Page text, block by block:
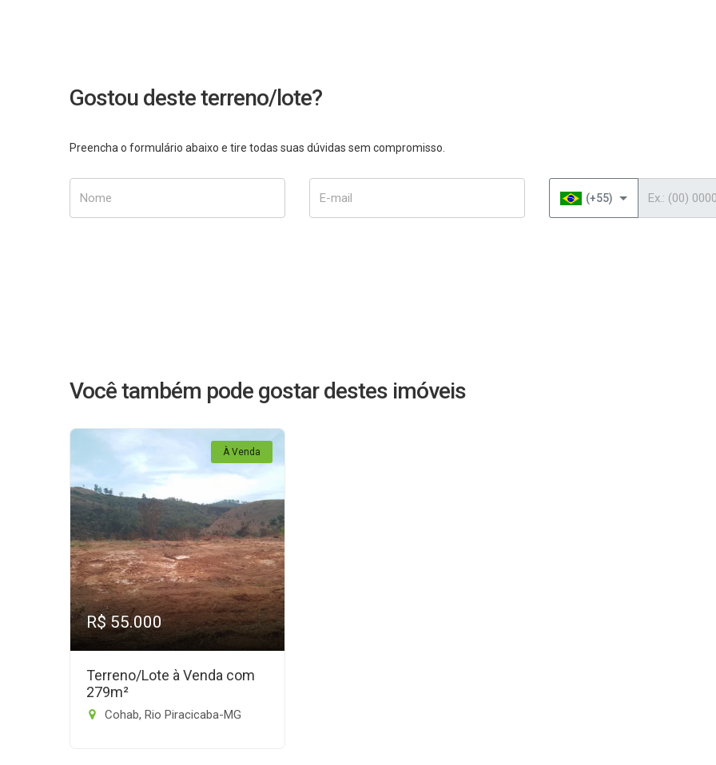
Gostou deste terreno/lote?
Preencha o formulário abaixo e tire todas suas dúvidas sem compromisso.
(+55)
Você também pode gostar destes imóveis
À Venda
R$ 55.000
Terreno/Lote à Venda com
279m²
Cohab, Rio Piracicaba-MG